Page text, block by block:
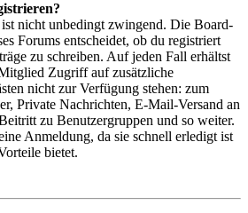
nicht unbedingt zwingend. Die Board-
Forums entscheidet, ob du registriert
zu schreiben. Auf jeden Fall erhältst
Zugriff auf zusätzliche
nicht zur Verfügung stehen: zum
Private Nachrichten, E-Mail-Versand an
zu Benutzergruppen und so weiter.
Anmeldung, da sie schnell erledigt ist
bietet.